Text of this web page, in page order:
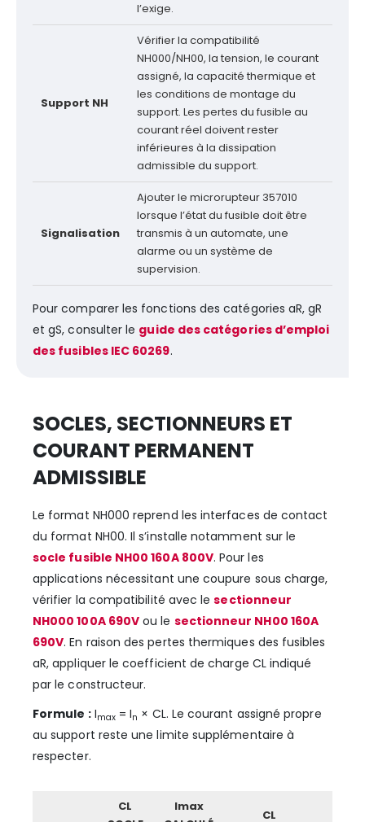
l’exige.
Support NH
Vérifier la compatibilité
NH000/NH00, la tension, le courant
assigné, la capacité thermique et
les conditions de montage du
support. Les pertes du fusible au
courant réel doivent rester
inférieures à la dissipation
admissible du support.
Signalisation
Ajouter le microrupteur 357010
lorsque l’état du fusible doit être
transmis à un automate, une
alarme ou un système de
supervision.
Pour comparer les fonctions des catégories aR, gR
et gS, consulter le guide des catégories d’emploi
des fusibles IEC 60269.
SOCLES, SECTIONNEURS ET
COURANT PERMANENT
ADMISSIBLE
Le format NH000 reprend les interfaces de contact
du format NH00. Il s’installe notamment sur le
socle fusible NH00 160A 800V. Pour les
applications nécessitant une coupure sous charge,
vérifier la compatibilité avec lesectionneur
NH000 100A 690V ou le sectionneur NH00 160A
690V. En raison des pertes thermiques des fusibles
aR, appliquer le coefficient de charge CL indiqué
par le constructeur.
Formule :Imax = In × CL. Le courant assigné propre
au support reste une limite supplémentaire à
respecter.
CL
Imax
CL